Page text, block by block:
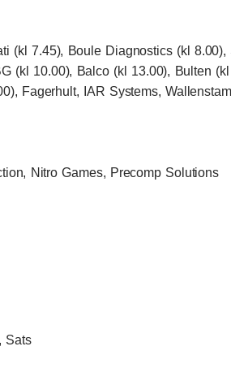
(kl 7.45), Boule Diagnostics (kl 8.00),
(kl 10.00), Balco (kl 13.00), Bulten
Fagerhult, IAR Systems, Wallenstam
Nitro Games, Precomp Solutions
Sats